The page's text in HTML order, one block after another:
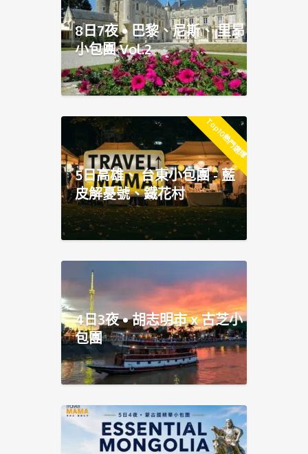
8日7夜 • 巴黎、尼斯、 里昂
小包團 Vol.2
Top10熱門選擇
5日高雄、 台東小包團 - 藍
皮解憂號、鐵花村
4日3夜 • 胡志明市 x 古芝小
包團